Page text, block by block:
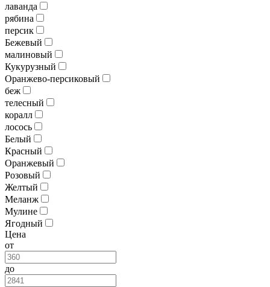
лаванда
рябина
персик
Бежевый
малиновый
Кукурузный
Оранжево-персиковый
беж
телесный
коралл
лосось
Белый
Красный
Оранжевый
Розовый
Желтый
Меланж
Мулине
Ягодный
Цена
от
до